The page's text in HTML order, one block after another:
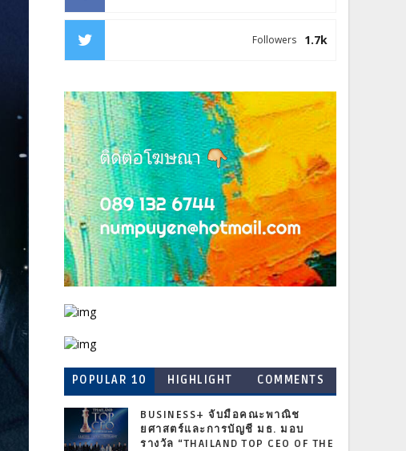
1.7k
Followers
POPULAR 10 HIGHLIGHT COMMENTS
BUSINESS+ จับมือคณะพาณิช
ยศาสตร์และการบัญชี มธ. มอบ
รางวัล “THAILAND TOP CEO OF THE